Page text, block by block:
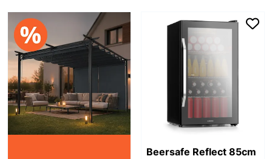
Beersafe Reflect 85cm